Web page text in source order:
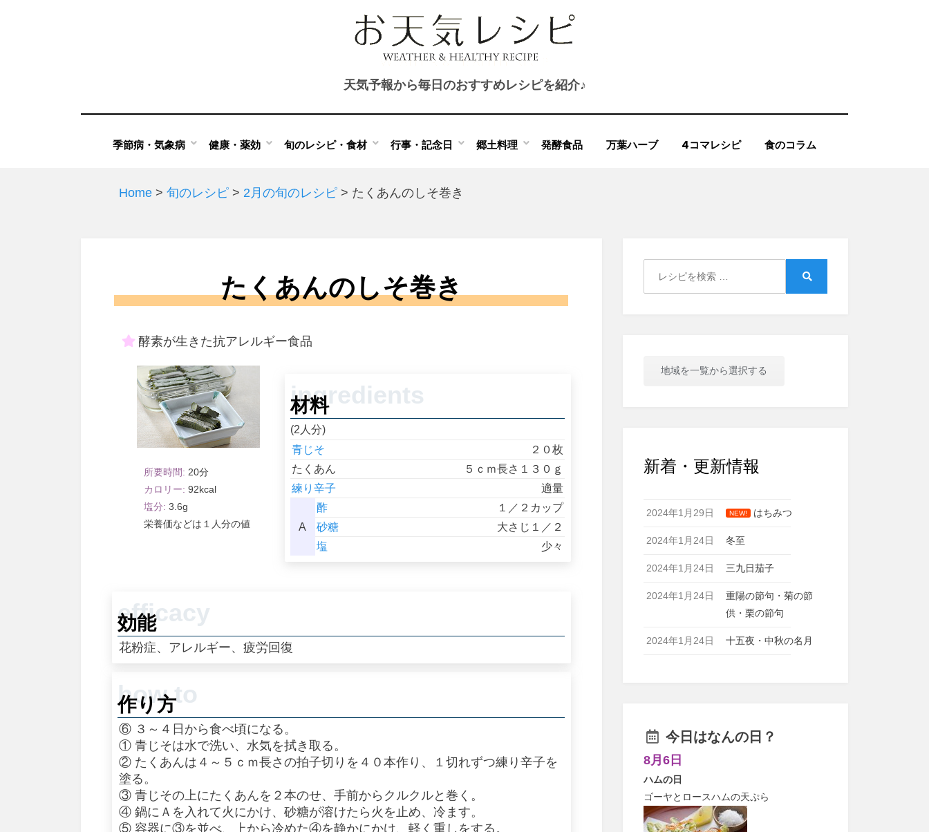
天気予報から毎日のおすすめレシピを紹介♪
季節病・気象病 健康・薬効 旬のレシピ・食材 行事・記念日 郷土料理 発酵食品 万葉ハーブ 4コマレシピ 食のコラム
Home > 旬のレシピ > 2月の旬のレシピ > たくあんのしそ巻き
たくあんのしそ巻き
酵素が生きた抗アレルギー食品
20
92
3.6
１人分
材料
(2人分)
青じそ
２０枚
たくあん
５ｃｍ長さ１３０ｇ
練り辛子
適量
A
酢
１／２カップ
砂糖
大さじ１／２
塩
少々
効能
花粉症、アレルギー、疲労回復
作り方
⑥ ３～４日から食べ頃になる。
① 青じそは水で洗い、水気を拭き取る。
② たくあんは４～５ｃｍ長さの拍子切りを４０本作り、１切れずつ練り辛子を
塗る。
③ 青じその上にたくあんを２本のせ、手前からクルクルと巻く。
④ 鍋にＡを入れて火にかけ、砂糖が溶けたら火を止め、冷ます。
⑤ 容器に③を並べ、上から冷めた④を静かにかけ、軽く重しをする。
地域を一覧から選択する
新着・更新情報
2024年1月29日 NEW! はちみつ
2024年1月24日 冬至
2024年1月24日 三九日茄子
2024年1月24日
重陽の節句・菊の節
供・栗の節句
2024年1月24日 十五夜・中秋の名月
今日はなんの日？
8月6日
ハムの日
ゴーヤとロースハムの天ぷら